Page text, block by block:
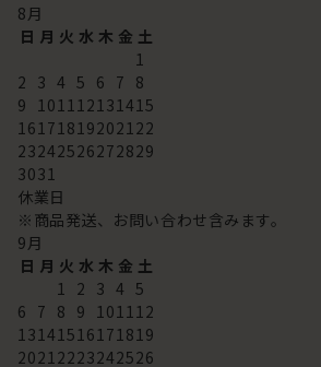
8 月
日 月 火 水 木 金 土
1
2 3 4 5 6 7 8
9
10 11 12 13 14 15
16 17 18 192021 22
23242526272829
3031
休業日
※商品発送、お問い合わせ含みます。
9 月
日 月 火 水 木 金 土
1
2 3 4 5
6 7 8 9 10 11 12
13 14 15 16 17 18 19
2021 2223242526